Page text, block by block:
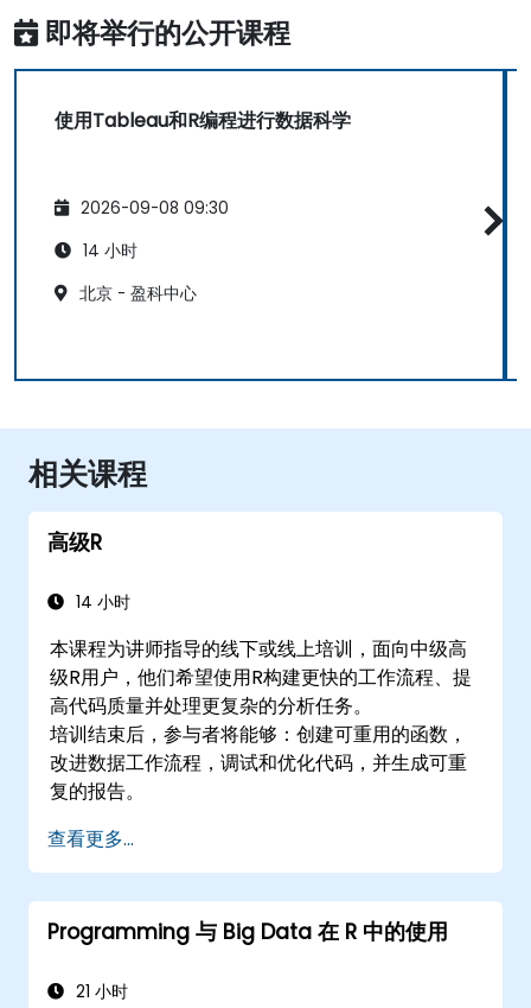
即将举行的公开课程
使用Tableau和R编程进行数据科学
2026-09-08 09:30
14 小时
北京 - 盈科中心
相关课程
高级R
14 小时
本课程为讲师指导的线下或线上培训，面向中级高
级R用户，他们希望使用R构建更快的工作流程、提
高代码质量并处理更复杂的分析任务。
培训结束后，参与者将能够：创建可重用的函数，
改进数据工作流程，调试和优化代码，并生成可重
复的报告。
查看更多...
Programming 与 Big Data 在 R 中的使用
21 小时